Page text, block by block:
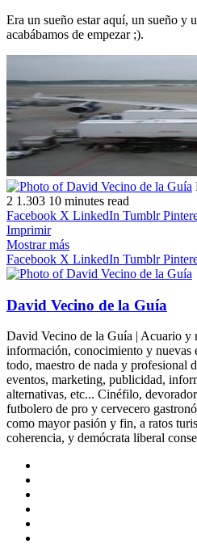
Era un sueño estar aquí, un sueño
acabábamos de empezar ;).
2 1.303 10 minutes read
Facebook X LinkedIn Tumblr
Imprimir
Mostrar más
Facebook X LinkedIn Tumblr
David Vecino de la Guía
David Vecino de la Guía | Acuario y
información, conocimiento y nuevas
todo, maestro de nada y profesional
eventos, marketing, publicidad,
alternativas, etc... Cinéfilo,
futbolero de pro y cervecero
como mayor pasión y fin, a ratos
coherencia, y demócrata liberal